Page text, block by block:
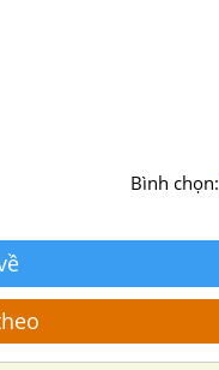
Bình chọn: